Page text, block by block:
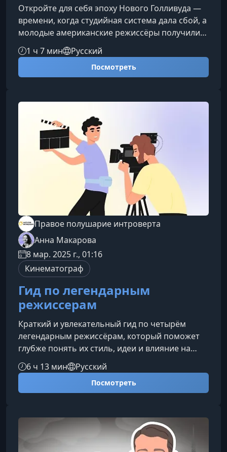
Откройте для себя эпоху Нового Голливуда —
времени, когда студийная система дала сбой, а
молодые американские режиссёры получили
беспрецедентную творческую свободу. Этот
курс поможет понять, почему именно в 1960–
1970-е годы Голливуд стал лабораторией
изучитеКурс разбирает четыре ключевых
аспекта развития Нового Голливуда, позволяя
увидеть эпоху не только через при
1 ч 7 мин Русский
Посмотреть
Правое полушарие интроверта
Анна Макарова
8 мар. 2025 г., 01:16
Кинематограф
Гид по легендарным
режиссерам
Краткий и увлекательный гид по четырём
легендарным режиссёрам, который поможет
глубже понять их стиль, идеи и влияние на
мировое кино. И всё это без долгих лекций
киношколы и обязательного пересмотра всей
фильмографии.Что вы узнаете Ключевые
на развитие жанров и кинематографа в целом.
Какие темы, образы и методы повторяются в
их работах. Как распознавать авто
6 ч 13 мин Русский
Посмотреть